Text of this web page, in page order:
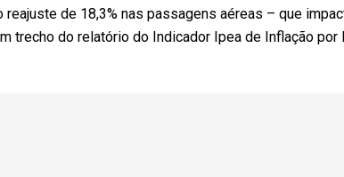
de 18,3% nas passagens aéreas – que
trecho do relatório do Indicador Ipea de Inflação por